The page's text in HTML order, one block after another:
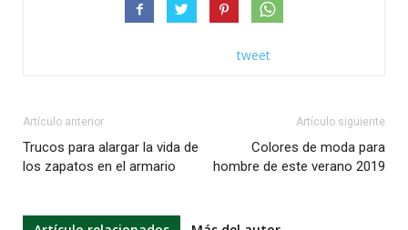
tweet
Artículo anterior
Trucos para alargar la vida de
los zapatos en el armario
Artículo siguiente
Colores de moda para
hombre de este verano 2019